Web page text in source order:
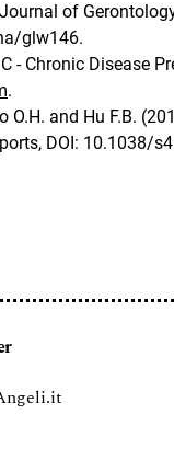
of
glw146.
- Chronic Disease
.
O.H. and Hu F.B.
DOI: 10.1038/